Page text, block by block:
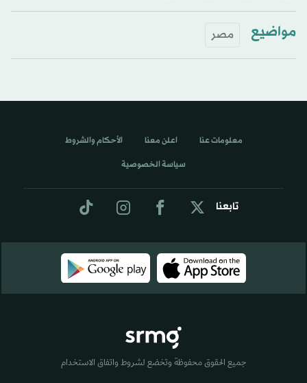
مواضيع مصر
تابعنا
معلومات عنا اعلن معنا الأحكام والشروط
سياسة الخصوصية
جميع الحقوق محفوظة وتخضع لشروط واتفاق الاستخدام